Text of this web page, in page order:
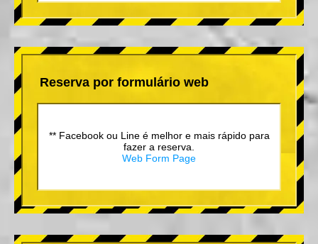
Reserva por formulário web
** Facebook ou Line é melhor e mais rápido para
fazer a reserva.
Web Form Page